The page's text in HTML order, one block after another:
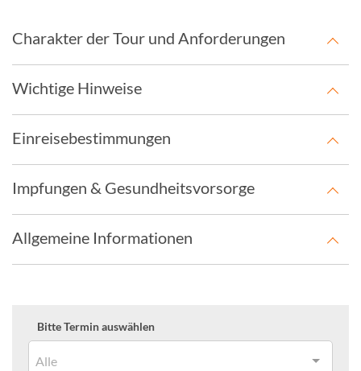
Charakter der Tour und Anforderungen
Wichtige Hinweise
Einreisebestimmungen
Impfungen & Gesundheitsvorsorge
Allgemeine Informationen
Bitte Termin auswählen
Alle